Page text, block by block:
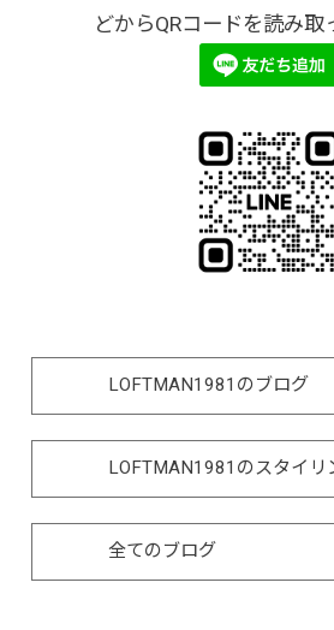
どからQRコードを読み取
LOFTMAN1981のブログ
LOFTMAN1981のスタイリ
全てのブログ